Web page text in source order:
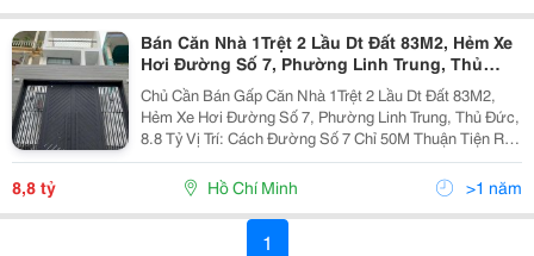
Bán Căn Nhà 1Trệt 2 Lầu Dt Đất 83M2, Hẻm Xe
Hơi Đường Số 7, Phường Linh Trung, Thủ
Đức, 8.8 Tỷ
Chủ Cần Bán Gấp Căn Nhà 1Trệt 2 Lầu Dt Đất 83M2,
Hẻm Xe Hơi Đường Số 7, Phường Linh Trung, Thủ Đức,
8.8 Tỷ Vị Trí: Cách Đường Số 7 Chỉ 50M Thuận Tiện Ra
Đường Hoàng Diệu 2, Linh Trung, Gần Các Trường Đại
Học Ngân Hàng, Đại Học Sư Phạm Kỹ Thuật,...
8,8 tỷ Hồ Chí Minh >1 năm
1